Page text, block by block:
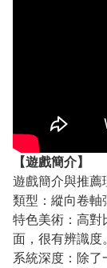
【遊戲簡介】
遊戲簡介與推薦
類型：縱向卷軸
特色美術：高對
面，很有辨識度。
系統深度：除